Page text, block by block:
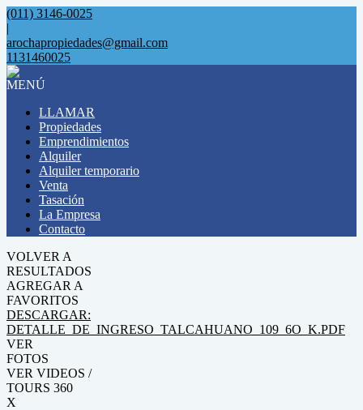
(011) 3146-0025
|
arochapropiedades@gmail.com
1131460025
MENÚ
LLAMAR
Propiedades
Emprendimientos
Alquiler
Alquiler temporario
Venta
Tasación
La Empresa
Contacto
VOLVER A
RESULTADOS
AGREGAR A
FAVORITOS
DESCARGAR:
DETALLE_DE_INGRESO_TALCAHUANO_109_6O_K.PDF
VER
FOTOS
VER VIDEOS /
TOURS 360
X